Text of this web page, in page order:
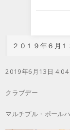
２０１９年６月１
2019年6月13日 4:04
クラブデー
マルチプル・ポール